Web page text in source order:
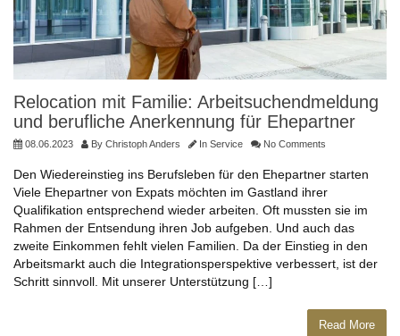
Relocation mit Familie: Arbeitsuchendmeldung
und berufliche Anerkennung für Ehepartner
08.06.2023 By Christoph Anders In Service No Comments
Den Wiedereinstieg ins Berufsleben für den Ehepartner starten
Viele Ehepartner von Expats möchten im Gastland ihrer
Qualifikation entsprechend wieder arbeiten. Oft mussten sie im
Rahmen der Entsendung ihren Job aufgeben. Und auch das
zweite Einkommen fehlt vielen Familien. Da der Einstieg in den
Arbeitsmarkt auch die Integrationsperspektive verbessert, ist der
Schritt sinnvoll. Mit unserer Unterstützung […]
Read More